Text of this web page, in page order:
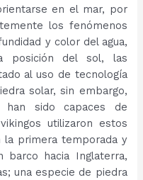
en el mar, por
los fenómenos
y color del agua,
posición del sol, las
al uso de tecnología
solar, sin embargo,
han sido capaces de
utilizaron estos
la primera temporada y
hacia Inglaterra,
una especie de piedra